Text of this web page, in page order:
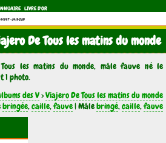
LIVRE D'OR
11/1997 - 04/11/2011)
De Tous les matins du monde
les matins du monde, mâle fauve né le
1 photo.
des V>Viajero De Tous les matins du monde
bringée,caille,fauve| Mâlebringé,caille,fauve